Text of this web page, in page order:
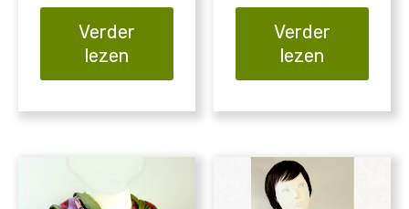
Verder
lezen
Verder
lezen